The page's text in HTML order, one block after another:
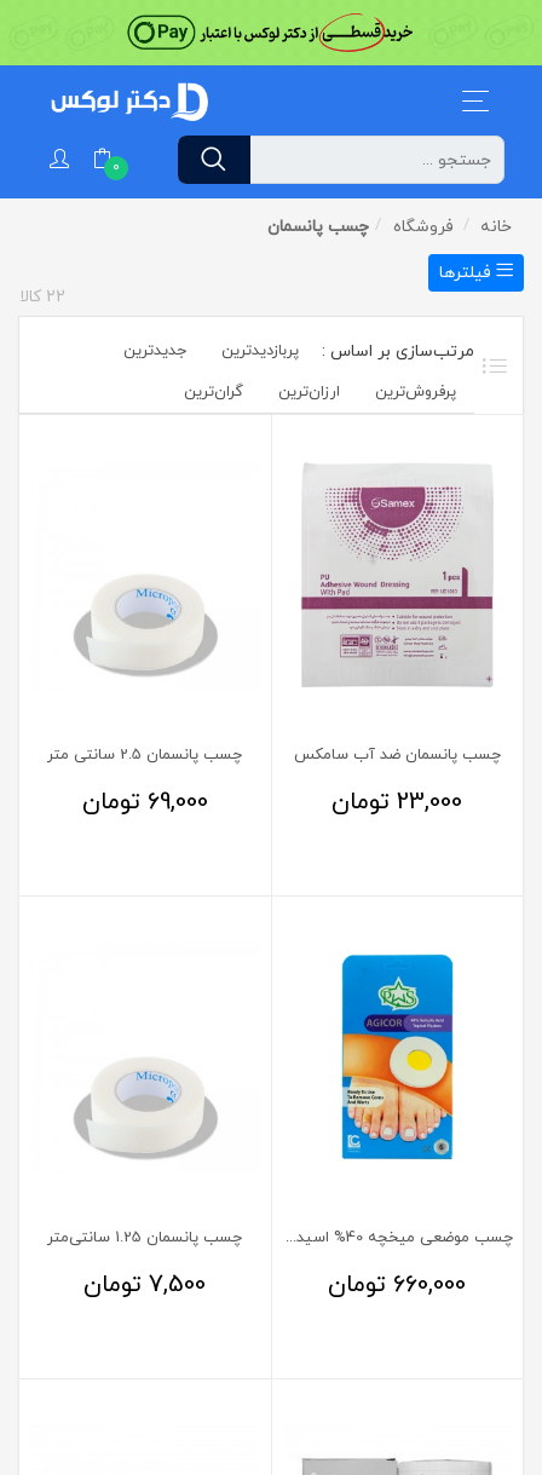
0
خانه فروشگاه
چسب پانسمان
فیلترها
22 کالا
پربازدیدترین
جدیدترین
پرفروش‌ترین‌
ارزان‌ترین گران‌ترین
چسب پانسمان ضد آب سامکس
23,000تومان
چسب پانسمان 2.5 سانتی متر
69,000 تومان
چسب موضعی میخچه 40% اسیدسالیسیلیک آجیکور
660,000 تومان
چسب پانسمان 1.25 سانتی‌متر
7,500تومان